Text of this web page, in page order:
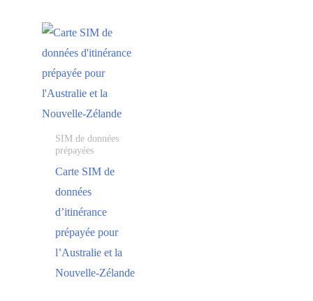
SIM de données
prépayées
Carte SIM de
données
d’itinérance
prépayée pour
l’Australie et la
Nouvelle-Zélande